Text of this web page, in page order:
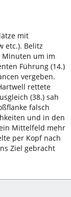
mit
etc.). Belitz
Minuten um im
Führung (14.)
vergeben.
rettete
(38.) sah
falsch
und in den
Mittelfeld mehr
per Kopf nach
Ziel gebracht